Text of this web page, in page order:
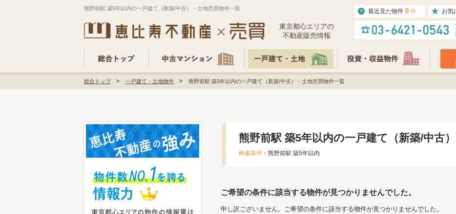
熊野前駅 築5年以内の一戸建て（新築/中古）・土地売買物件一覧
東京都⼼エリアの
不動産販売情報
最近見た物件 0 件 お気
総合トップ 一戸建て・土地物件 熊野前駅 築5年以内の一戸建て（新築/中古）・土地売買物件一覧
熊野前駅 築5年以内の一戸建て（新築/中古
検索条件 ：熊野前駅 築5年以内
ご希望の条件に該当する物件が見つかりませんでした。
申し訳ございません。ご希望の条件に該当する物件が見つかりませんでした。